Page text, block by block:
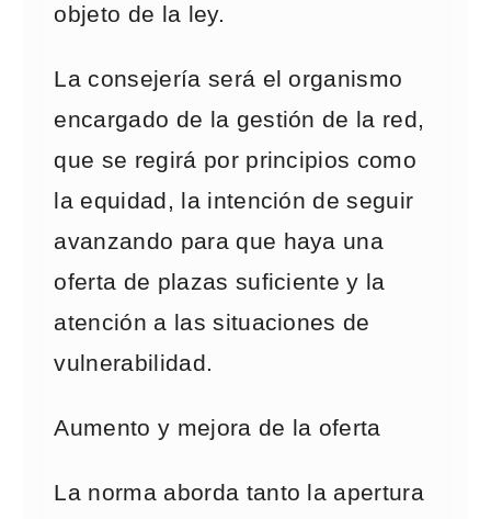
objeto de la ley.
La consejería será el organismo
encargado de la gestión de la red,
que se regirá por principios como
la equidad, la intención de seguir
avanzando para que haya una
oferta de plazas suficiente y la
atención a las situaciones de
vulnerabilidad.
Aumento y mejora de la oferta
La norma aborda tanto la apertura